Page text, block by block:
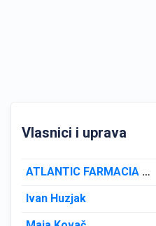
Vlasnici i uprava
ATLANTIC FARMACIA d.o.o.
Ivan Huzjak